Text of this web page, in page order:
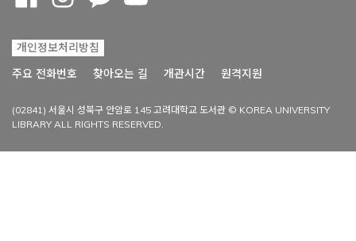
개인정보처리방침
주요 전화번호
찾아오는 길 개관시간 원격지원
(02841) 서울시 성북구 안암로 145 고려대학교 도서관 © KOREA UNIVERSITY
LIBRARY ALL RIGHTS RESERVED.